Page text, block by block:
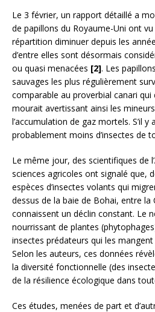
Le 3 février, un rapport détaillé a
de papillons du Royaume-Uni ont
répartition diminuer depuis les
d’entre elles sont désormais
ou quasi menacées [2]. Les
sauvages les plus régulièrement
comparable au proverbial canari
mourait avertissant ainsi les
l’accumulation de gaz mortels. S’il
probablement moins d’insectes de
Le même jour, des scientifiques de
sciences agricoles ont signalé que,
espèces d’insectes volants qui
dessus de la baie de Bohai, entre la
connaissent un déclin constant. Le
nourrissant de plantes
insectes prédateurs qui les
Selon les auteurs, ces données
la diversité fonctionnelle (des
de la résilience écologique dans
Ces études, menées de part et